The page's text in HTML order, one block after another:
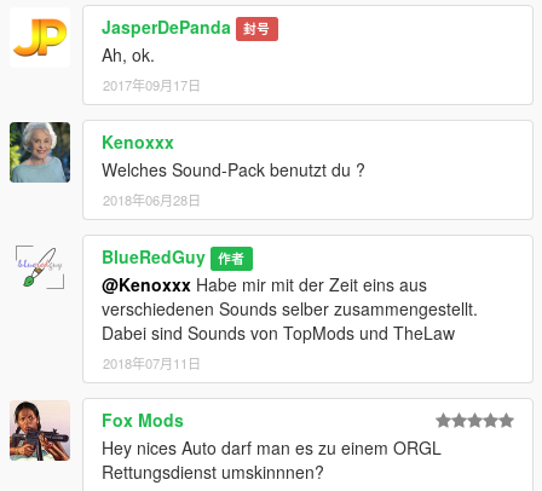
§5: Die Nachbearbeitung, Bearbeitung und Veränderung von
Texturen und Bildern innerhalb der Produktdateien sowie
Veröffentlichung jeglicher Grafiken in meisten Fällen Skins, wird
mit Einverständnis des Autors gestattet. Hierbei können
Plattformen wie Discord, Teamspeak oder andere
Kommunikationswege genutzt werden.
validity date: 03/26/2018
§1: By downloading this product, you agree to the following
terms of use automatically.
§2: The offered download products are protected by copyright.
You will receive a single user license for each download
product purchased from this author, which is given with
reservations and may be withdrawn in case of misuse of the
product or violation of the terms of use.
JasperDePanda 封号
Ah, ok.
2017年09月17日
Kenoxxx
Welches Sound-Pack benutzt du ?
2018年06月28日
BlueRedGuy 作者
@Kenoxxx Habe mir mit der Zeit eins aus
verschiedenen Sounds selber zusammengestellt.
Dabei sind Sounds von TopMods und TheLaw
2018年07月11日
Fox Mods
Hey nices Auto darf man es zu einem ORGL
Rettungsdienst umskinnnen?